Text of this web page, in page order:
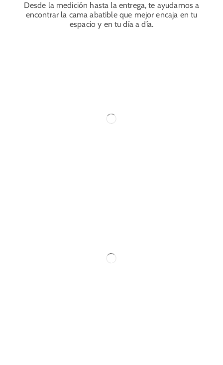
Desde la medición hasta la entrega, te ayudamos a
encontrar la cama abatible que mejor encaja en tu
espacio y en tu día a día.